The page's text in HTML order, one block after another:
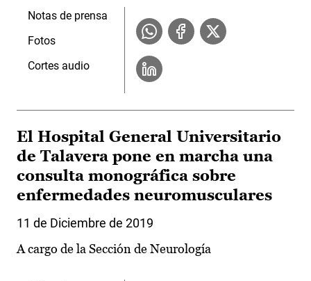
Notas de prensa
Fotos
Cortes audio
El Hospital General Universitario
de Talavera pone en marcha una
consulta monográfica sobre
enfermedades neuromusculares
11 de Diciembre de 2019
A cargo de la Sección de Neurología